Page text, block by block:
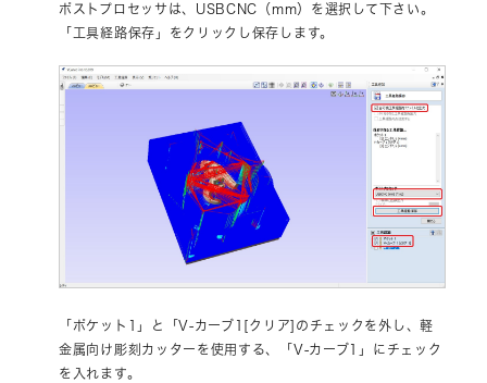
ポストプロセッサは、USBCNC（mm）を選択して下さい。
「工具経路保存」をクリックし保存します。
「ポケット1」と「V-カーブ1[クリア]のチェックを外し、軽
金属向け彫刻カッターを使用する、「V-カーブ1」にチェック
を入れます。